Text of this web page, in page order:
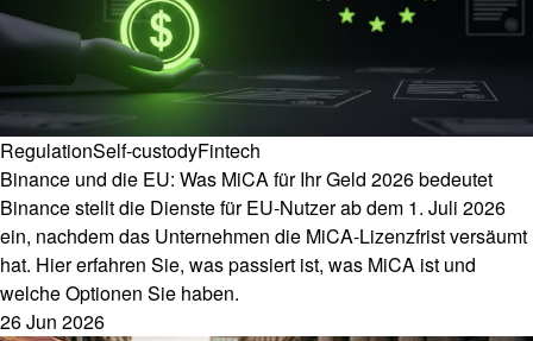
RegulationSelf-custodyFintech
Binance und die EU: Was MiCA für Ihr Geld 2026 bedeutet
Binance stellt die Dienste für EU-Nutzer ab dem 1. Juli 2026
ein, nachdem das Unternehmen die MiCA-Lizenzfrist versäumt
hat. Hier erfahren Sie, was passiert ist, was MiCA ist und
welche Optionen Sie haben.
26 Jun 2026